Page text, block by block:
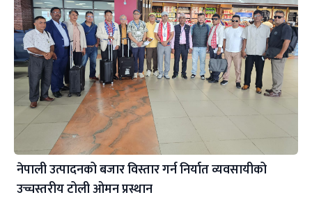
नेपाली उत्पादनको बजार विस्तार गर्न निर्यात व्यवसायीको
उच्चस्तरीय टोली ओमन प्रस्थान